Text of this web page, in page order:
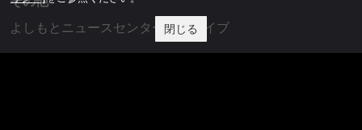
よしもとニュースセンターアーカイブ
閉じる